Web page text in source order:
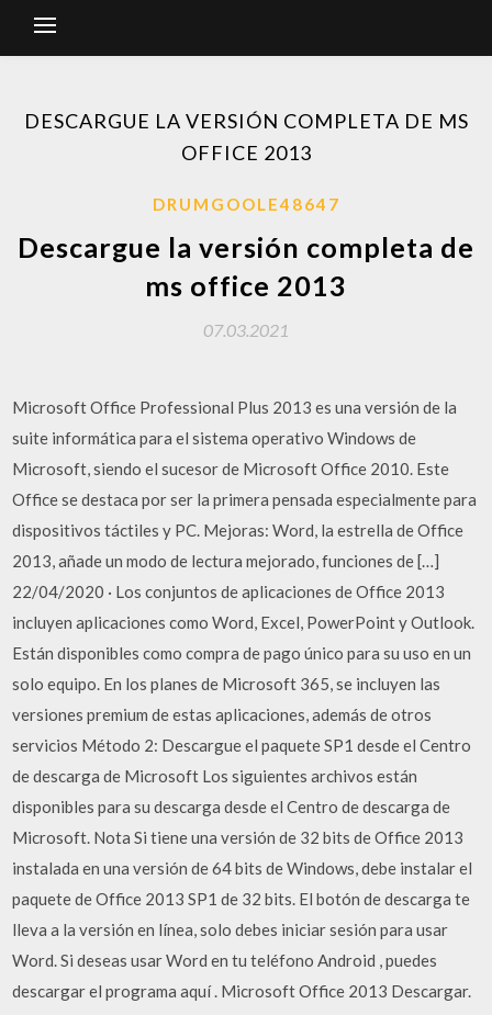
DESCARGUE LA VERSIÓN COMPLETA DE MS
OFFICE 2013
DRUMGOOLE48647
Descargue la versión completa de
ms office 2013
07.03.2021
Microsoft Office Professional Plus 2013 es una versión de la
suite informática para el sistema operativo Windows de
Microsoft, siendo el sucesor de Microsoft Office 2010. Este
Office se destaca por ser la primera pensada especialmente para
dispositivos táctiles y PC. Mejoras: Word, la estrella de Office
2013, añade un modo de lectura mejorado, funciones de […]
22/04/2020 · Los conjuntos de aplicaciones de Office 2013
incluyen aplicaciones como Word, Excel, PowerPoint y Outlook.
Están disponibles como compra de pago único para su uso en un
solo equipo. En los planes de Microsoft 365, se incluyen las
versiones premium de estas aplicaciones, además de otros
servicios Método 2: Descargue el paquete SP1 desde el Centro
de descarga de Microsoft Los siguientes archivos están
disponibles para su descarga desde el Centro de descarga de
Microsoft. Nota Si tiene una versión de 32 bits de Office 2013
instalada en una versión de 64 bits de Windows, debe instalar el
paquete de Office 2013 SP1 de 32 bits. El botón de descarga te
lleva a la versión en línea, solo debes iniciar sesión para usar
Word. Si deseas usar Word en tu teléfono Android , puedes
descargar el programa aquí . Microsoft Office 2013 Descargar.